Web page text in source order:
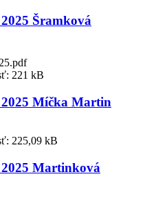
Šramková
221 kB
Míčka Martin
225,09 kB
Martinková